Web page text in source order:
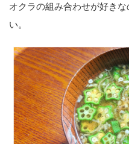
オクラの組み合わせが好き
い。